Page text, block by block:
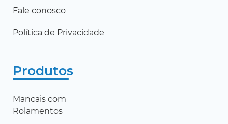
Fale conosco
Política de Privacidade
Produtos
Mancais com
Rolamentos